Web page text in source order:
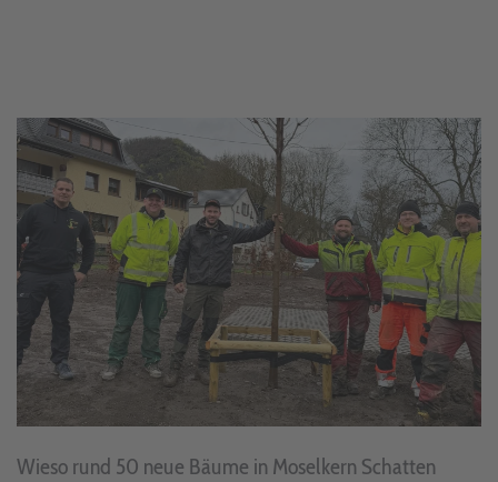
Wieso rund 50 neue Bäume in Moselkern Schatten